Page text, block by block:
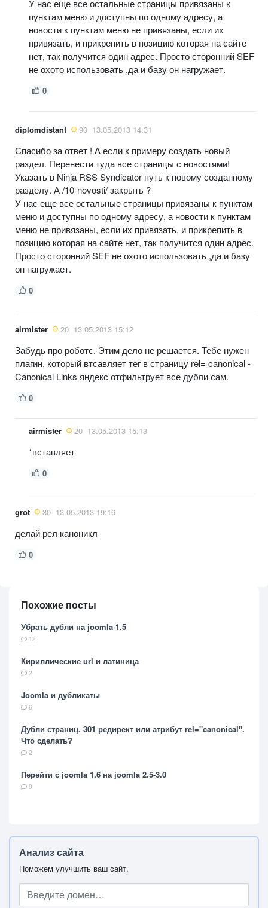
У нас еще все остальные страницы привязаны к
пунктам меню и доступны по одному адресу, а
новости к пунктам меню не привязаны, если их
привязать, и прикрепить в позицию которая на сайте
нет, так получится один адрес. Просто сторонний SEF
не охото использовать ,да и базу он нагружает.
0
diplomdistant 90 13.05.2013 14:31
Спасибо за ответ ! А если к примеру создать новый
раздел. Перенести туда все страницы с новостями!
Указать в Ninja RSS Syndicator путь к новому созданному
разделу. А /10-novosti/ закрыть ?
У нас еще все остальные страницы привязаны к пунктам
меню и доступны по одному адресу, а новости к пунктам
меню не привязаны, если их привязать, и прикрепить в
позицию которая на сайте нет, так получится один адрес.
Просто сторонний SEF не охото использовать ,да и базу
он нагружает.
0
airmister 20 13.05.2013 15:12
Забудь про роботс. Этим дело не решается. Тебе нужен
плагин, который втсавляет тег в страницу rel= canonical -
Canonical Links яндекс отфильтрует все дубли сам.
0
airmister 20 13.05.2013 15:13
*вставляет
0
grot 30 13.05.2013 19:16
делай рел каноникл
0
Похожие посты
Убрать дубли на joomla 1.5
12
Кириллические url и латиница
2
Joomla и дубликаты
6
Дубли страниц. 301 редирект или атрибут rel="canonical".
Что сделать?
2
Перейти с joomla 1.6 на joomla 2.5-3.0
9
Анализ сайта
Поможем улучшить ваш сайт.